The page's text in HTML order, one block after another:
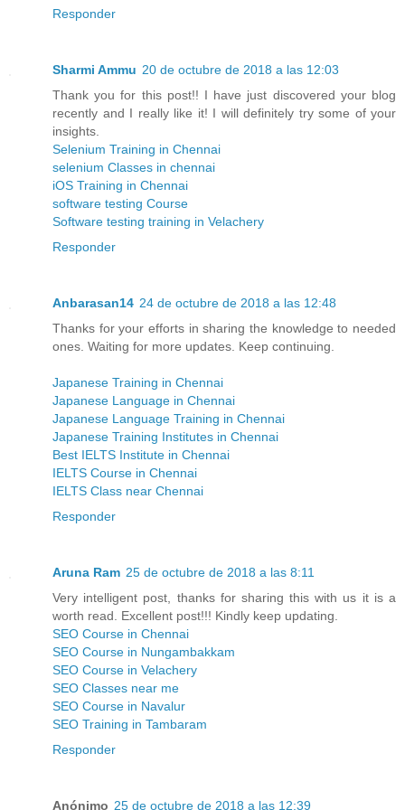
Responder
Sharmi Ammu 20 de octubre de 2018 a las 12:03
Thank you for this post!! I have just discovered your blog
recently and I really like it! I will definitely try some of your
insights.
Selenium Training in Chennai
selenium Classes in chennai
iOS Training in Chennai
software testing Course
Software testing training in Velachery
Responder
Anbarasan14 24 de octubre de 2018 a las 12:48
Thanks for your efforts in sharing the knowledge to needed
ones. Waiting for more updates. Keep continuing.
Japanese Training in Chennai
Japanese Language in Chennai
Japanese Language Training in Chennai
Japanese Training Institutes in Chennai
Best IELTS Institute in Chennai
IELTS Course in Chennai
IELTS Class near Chennai
Responder
Aruna Ram 25 de octubre de 2018 a las 8:11
Very intelligent post, thanks for sharing this with us it is a
worth read. Excellent post!!! Kindly keep updating.
SEO Course in Chennai
SEO Course in Nungambakkam
SEO Course in Velachery
SEO Classes near me
SEO Course in Navalur
SEO Training in Tambaram
Responder
Anónimo 25 de octubre de 2018 a las 12:39